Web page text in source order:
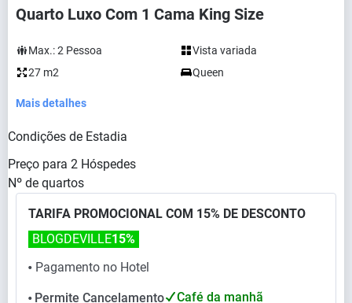
Quarto Luxo Com 1 Cama King Size
Max.:2 Pessoa
Vista variada
27 m2
Queen
Mais detalhes
Condições de Estadia
Preço para 2 Hóspedes
Nº de quartos
TARIFA PROMOCIONAL COM 15% DE DESCONTO
⬤ Pagamento no Hotel
BLOGDEVILLE15%
⬤ Permite Cancelamento
Café da manhã